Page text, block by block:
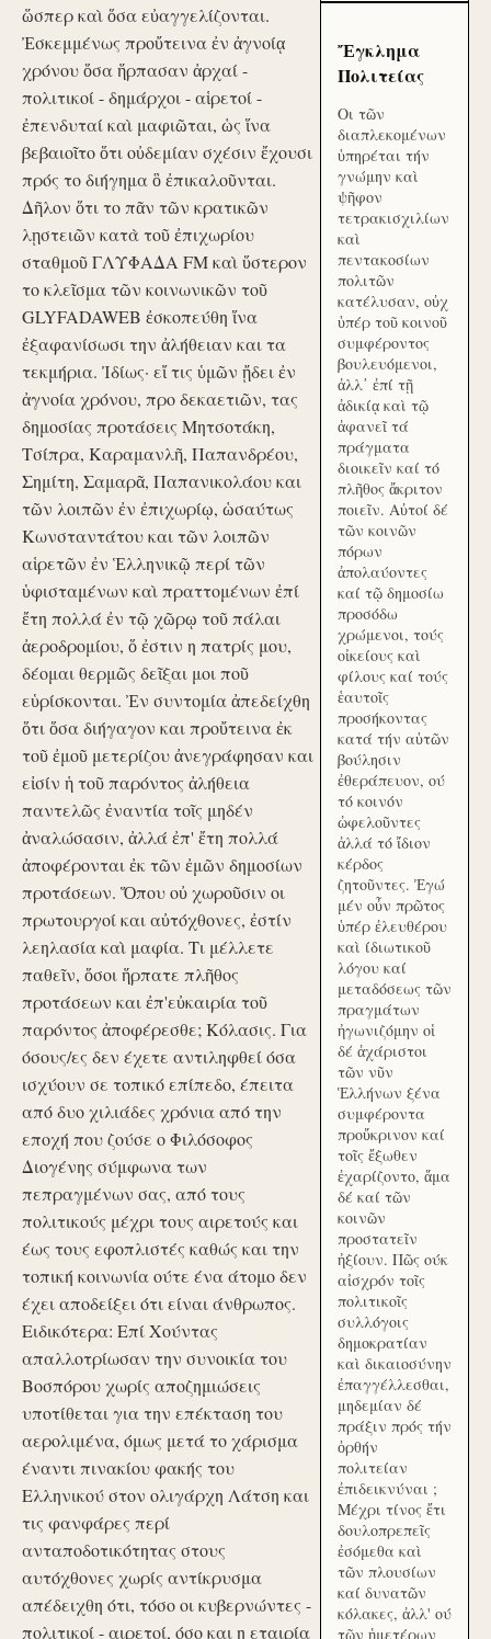
ὥσπερ καὶ ὅσα εὐαγγελίζονται.
Ἐσκεμμένως προὔτεινα ἐν ἀγνοίᾳ
χρόνου ὅσα ἥρπασαν ἀρχαί -
πολιτικοί - δημάρχοι - αἱρετοί -
ἐπενδυταί καὶ μαφιῶται, ὡς ἵνα
βεβαιοῖτο ὅτι οὐδεμίαν σχέσιν ἔχουσι
πρός το διήγημα ὃ ἐπικαλοῦνται.
Δῆλον ὅτι το πᾶν τῶν κρατικῶν
λῃστειῶν κατὰ τοῦ ἐπιχωρίου
σταθμοῦ ΓΛΥΦΑΔΑ FM καὶ ὕστερον
το κλεῖσμα τῶν κοινωνικῶν τοῦ
GLYFADAWEB ἐσκοπεύθη ἵνα
ἐξαφανίσωσι την ἀλήθειαν και τα
τεκμήρια. Ἰδίως· εἴ τις ὑμῶν ᾔδει ἐν
ἀγνοία χρόνου, προ δεκαετιῶν, τας
δημοσίας προτάσεις Μητσοτάκη,
Τσίπρα, Καραμανλῆ, Παπανδρέου,
Σημίτη, Σαμαρᾶ, Παπανικολάου και
τῶν λοιπῶν ἐν ἐπιχωρίῳ, ὡσαύτως
Κωνσταντάτου και τῶν λοιπῶν
αἱρετῶν ἐν Ἑλληνικῷ περί τῶν
ὑφισταμένων καὶ πραττομένων ἐπί
ἔτη πολλά ἐν τῷ χῶρῳ τοῦ πάλαι
ἀεροδρομίου, ὅ ἐστιν η πατρίς μου,
δέομαι θερμῶς δεῖξαι μοι ποῦ
εὑρίσκονται. Ἐν συντομία ἀπεδείχθη
ὅτι ὅσα διήγαγον και προὔτεινα ἐκ
τοῦ ἐμοῦ μετερίζου ἀνεγράφησαν και
εἰσίν ἡ τοῦ παρόντος ἀλήθεια
παντελῶς ἐναντία τοῖς μηδέν
ἀναλώσασιν, ἀλλά ἐπ' ἔτη πολλά
ἀποφέρονται ἐκ τῶν ἐμῶν δημοσίων
προτάσεων. Ὅπου οὐ χωροῦσιν οι
πρωτουργοί και αὐτόχθονες, ἐστίν
λεηλασία καὶ μαφία. Τι μέλλετε
παθεῖν, ὅσοι ἥρπατε πλῆθος
προτάσεων και ἐπ'εὐκαιρία τοῦ
παρόντος ἀποφέρεσθε; Κόλασις. Για
όσους/ες δεν έχετε αντιληφθεί όσα
ισχύουν σε τοπικό επίπεδο, έπειτα
από δυο χιλιάδες χρόνια από την
εποχή που ζούσε ο Φιλόσοφος
Διογένης σύμφωνα των
πεπραγμένων σας, από τους
πολιτικούς μέχρι τους αιρετούς και
έως τους εφοπλιστές καθώς και την
τοπική κοινωνία ούτε ένα άτομο δεν
έχει αποδείξει ότι είναι άνθρωπος.
Ειδικότερα: Επί Χούντας
απαλλοτρίωσαν την συνοικία του
Βοσπόρου χωρίς αποζημιώσεις
υποτίθεται για την επέκταση του
αερολιμένα, όμως μετά το χάρισμα
έναντι πινακίου φακής του
Ελληνικού στον ολιγάρχη Λάτση και
τις φανφάρες περί
ανταποδοτικότητας στους
αυτόχθονες χωρίς αντίκρυσμα
απέδειχθη ότι, τόσο οι κυβερνώντες -
πολιτικοί - αιρετοί, όσο και η εταιρία
Ἔγκλημα
Πολιτείας
Οι τῶν
διαπλεκομένων
ὑπηρέται τήν
γνώμην καὶ
ψῆφον
τετρακισχιλίων
καὶ
πεντακοσίων
πολιτῶν
κατέλυσαν, οὐχ
ὑπέρ τοῦ κοινοῦ
συμφέροντος
βουλευόμενοι,
ἀλλ᾽ ἐπί τῇ
ἀδικίᾳ καὶ τῷ
ἀφανεῖ τά
πράγματα
διοικεῖν καί τό
πλῆθος ἄκριτον
ποιεῖν. Αὐτοί δέ
τῶν κοινῶν
πόρων
ἀπολαύοντες
καί τῷ δημοσίω
προσόδω
χρώμενοι, τούς
οἰκείους καὶ
φίλους καί τούς
ἑαυτοῖς
προσήκοντας
κατά τήν αὑτῶν
βούλησιν
ἐθεράπευον, ού
τό κοινόν
ὠφελοῦντες
ἀλλά τό ἴδιον
κέρδος
ζητοῦντες. Ἐγώ
μέν οὖν πρῶτος
ὑπέρ ἐλευθέρου
καὶ ίδιωτικοῦ
λόγου καί
μεταδόσεως τῶν
πραγμάτων
ἠγωνιζόμην οἱ
δέ ἀχάριστοι
τῶν νῦν
Ἑλλήνων ξένα
συμφέροντα
προὔκρινον καί
τοῖς ἔξωθεν
ἐχαρίζοντο, ἅμα
δέ καί τῶν
κοινῶν
προστατεῖν
ἠξίουν. Πῶς ούκ
αἰσχρόν τοῖς
πολιτικοῖς
συλλόγοις
δημοκρατίαν
καὶ δικαιοσύνην
ἐπαγγέλλεσθαι,
μηδεμίαν δέ
πράξιν πρός τήν
ὀρθήν
πολιτείαν
ἐπιδεικνύναι ;
Μέχρι τίνος ἔτι
δουλοπρεπεῖς
ἐσόμεθα καὶ
τῶν πλουσίων
καί δυνατῶν
κόλακες, ἀλλ' ού
τῶν ἡμετέρων